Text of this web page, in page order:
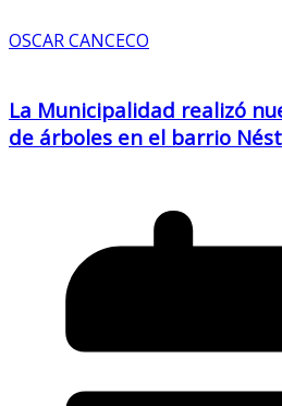
OSCAR CANCECO
La Municipalidad realizó
de árboles en el barrio